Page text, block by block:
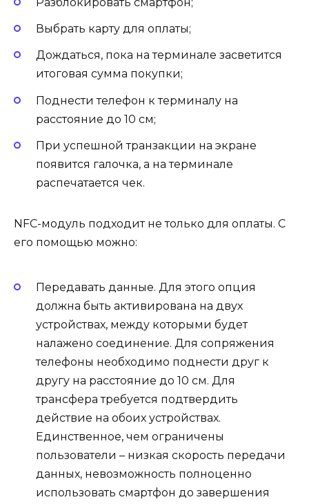
Выбрать карту для оплаты;
Дождаться, пока на терминале засветится
итоговая сумма покупки;
Поднести телефон к терминалу на
расстояние до 10 см;
При успешной транзакции на экране
появится галочка, а на терминале
распечатается чек.
NFC-модуль подходит не только для оплаты. С
его помощью можно:
Передавать данные. Для этого опция
должна быть активирована на двух
устройствах, между которыми будет
налажено соединение. Для сопряжения
телефоны необходимо поднести друг к
другу на расстояние до 10 см. Для
трансфера требуется подтвердить
действие на обоих устройствах.
Единственное, чем ограничены
пользователи – низкая скорость передачи
данных, невозможность полноценно
использовать смартфон до завершения